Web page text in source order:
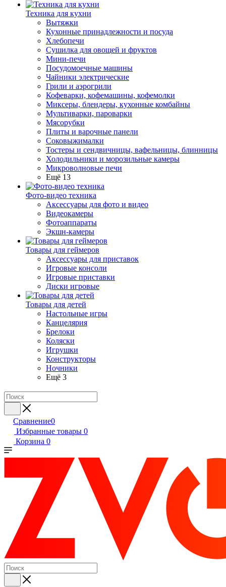
Техника для кухни
Вытяжки
Кухонные принадлежности и посуда
Хлебопечи
Сушилка для овощей и фруктов
Мини-печи
Посудомоечные машины
Чайники электрические
Грили и аэрогрили
Кофеварки, кофемашины, кофемолки
Миксеры, блендеры, кухонные комбайны
Мультиварки, пароварки
Мясорубки
Плиты и варочные панели
Соковыжималки
Тостеры и сендвичницы, вафельницы, блинницы
Холодильники и морозильные камеры
Микроволновые печи
Ещё 13
Фото-видео техника
Аксессуары для фото и видео
Видеокамеры
Фотоаппараты
Экшн-камеры
Товары для геймеров
Аксессуары для приставок
Игровые консоли
Игровые приставки
Диски игровые
Товары для детей
Настольные игры
Канцелярия
Брелоки
Коляски
Игрушки
Конструкторы
Ночники
Ещё 3
Сравнение0
Избранные товары 0
Корзина 0